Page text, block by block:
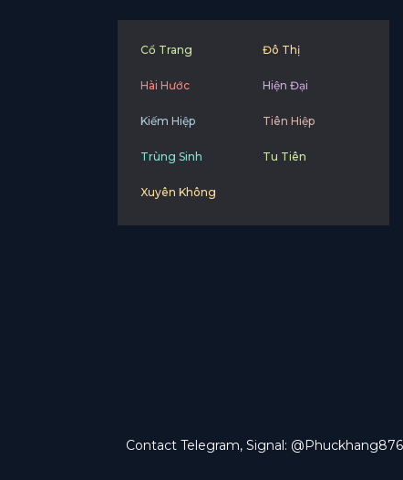
Cổ Trang Đô Thị
Hài Hước Hiện Đại
Kiếm Hiệp Tiên Hiệp
Trùng Sinh Tu Tiên
Xuyên Không
Contact Telegram, Signal: @Phuckhang876